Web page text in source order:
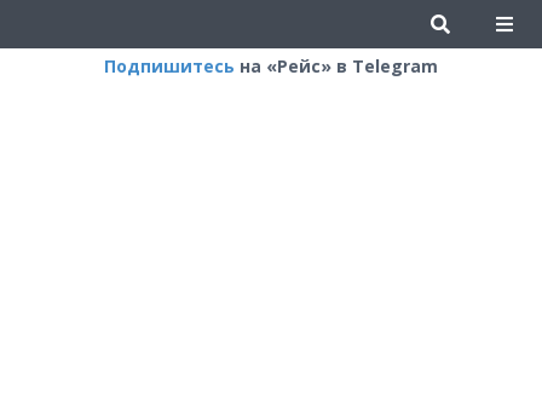
Подпишитесь на «Рейс» в Telegram